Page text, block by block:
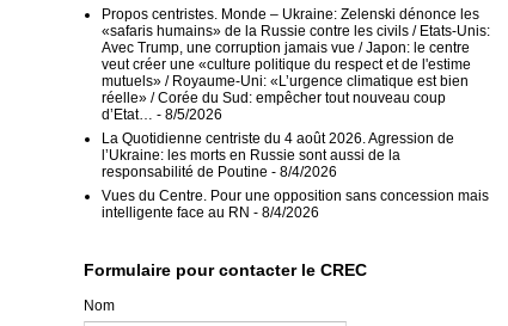
Propos centristes. Monde – Ukraine: Zelenski dénonce les
«safaris humains» de la Russie contre les civils / Etats-Unis:
Avec Trump, une corruption jamais vue / Japon: le centre
veut créer une «culture politique du respect et de l'estime
mutuels» / Royaume-Uni: «L’urgence climatique est bien
réelle» / Corée du Sud: empêcher tout nouveau coup
d’Etat…
- 8/5/2026
La Quotidienne centriste du 4 août 2026. Agression de
l’Ukraine: les morts en Russie sont aussi de la
responsabilité de Poutine - 8/4/2026
Vues du Centre. Pour une opposition sans concession mais
intelligente face au RN - 8/4/2026
Formulaire pour contacter le CREC
Nom